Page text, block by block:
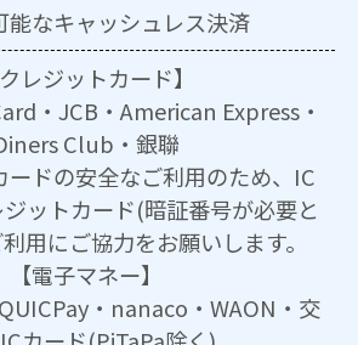
能なキャッシュレス決済
クレジットカード】
・JCB・American Express・
Club・銀聯
ドの安全なご利用のため、IC
ットカード(暗証番号が必要と
用にご協力をお願いします。
【電子マネー】
・nanaco・WAON・交